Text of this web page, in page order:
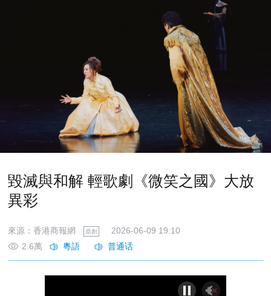
毀滅與和解 輕歌劇《微笑之國》大放
異彩
來源：香港商報網 原創
2026-06-09 19:10
2.6萬